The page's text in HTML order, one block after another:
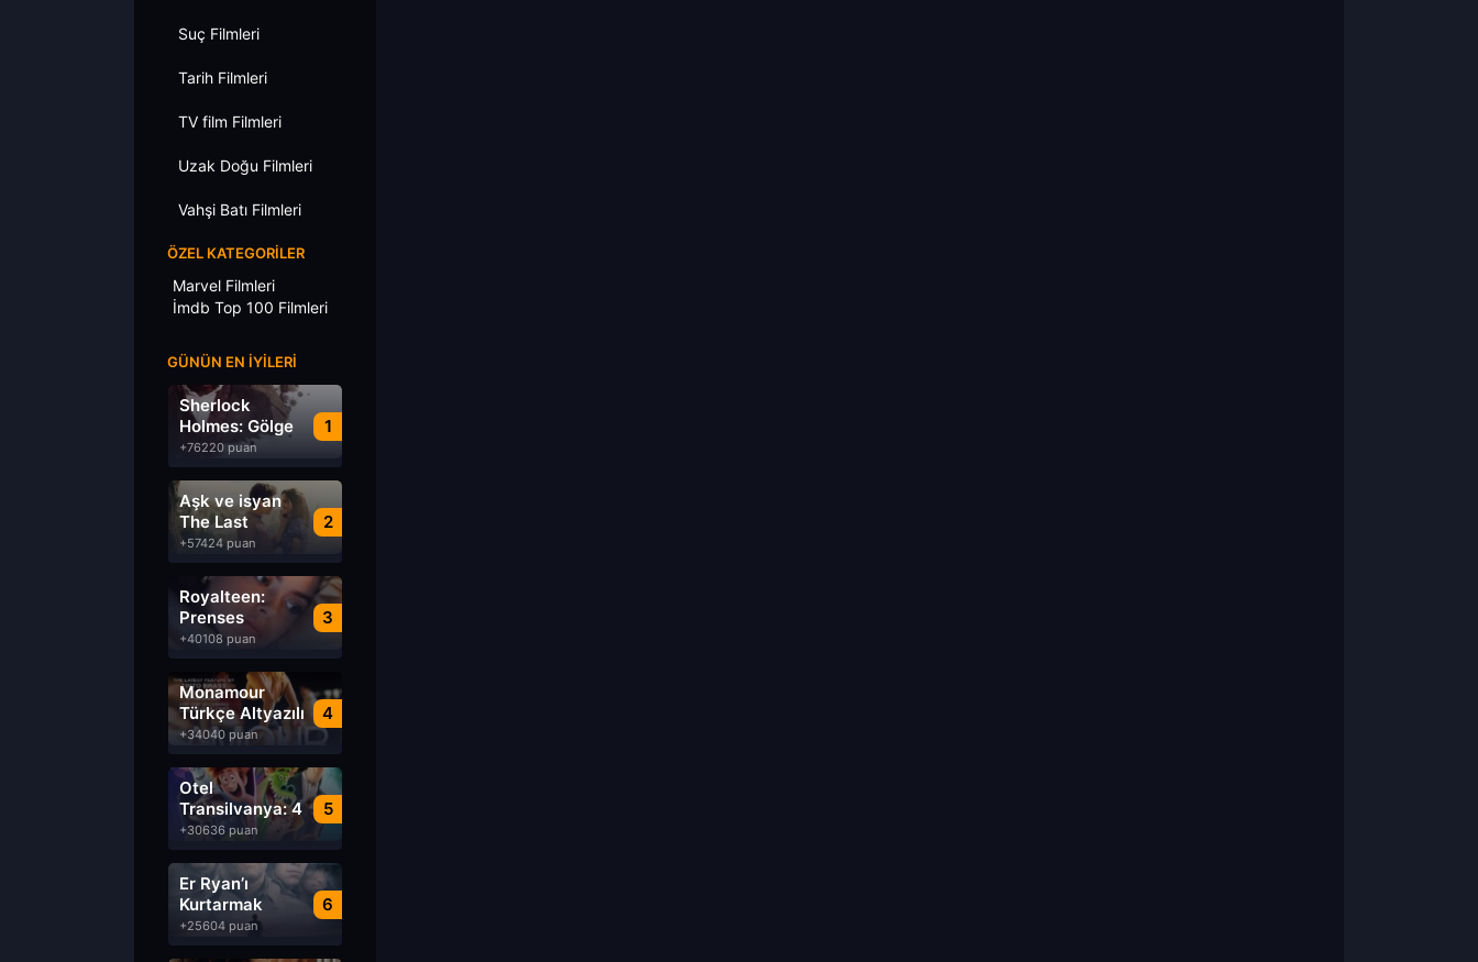
Suç Filmleri
Tarih Filmleri
TV film Filmleri
Uzak Doğu Filmleri
Vahşi Batı Filmleri
ÖZEL KATEGORILER
Marvel Filmleri
İmdb Top 100 Filmleri
GÜNÜN EN İYILERI
1
Sherlock
Holmes: Gölge
Oyunları
+76220 puan
2
Aşk ve isyan
The Last
Parasido izle
+57424 puan
3
Royalteen:
Prenses
Margrethe izle
+40108 puan
4
Monamour
Türkçe Altyazılı
izle
+34040 puan
5
Otel
Transilvanya: 4
Transformanya
izle
+30636 puan
6
Er Ryan’ı
Kurtarmak
Saving Private
Ryan Türkçe
+25604 puan